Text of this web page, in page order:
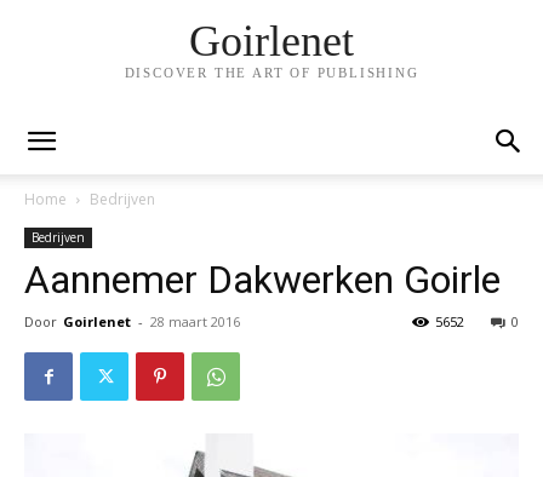
Goirlenet
DISCOVER THE ART OF PUBLISHING
Home Bedrijven
Bedrijven
Aannemer Dakwerken Goirle
Door Goirlenet - 28 maart 2016 0
5652